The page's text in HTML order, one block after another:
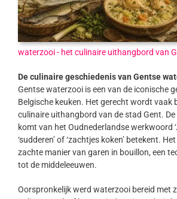
waterzooi - het culinaire uithangbord van
De culinaire geschiedenis van Gentse
Gentse waterzooi is een van de iconische
Belgische keuken. Het gerecht wordt vaak
culinaire uithangbord van de stad Gent. De
komt van het Oudnederlandse werkwoord ‘
‘sudderen’ of ‘zachtjes koken’ betekent.
zachte manier van garen in bouillon, een
tot de middeleeuwen.
Oorspronkelijk werd waterzooi bereid met